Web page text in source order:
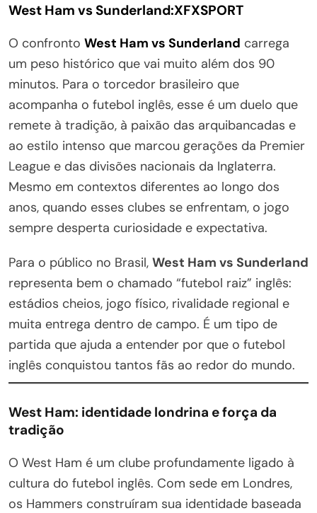
West Ham vs Sunderland:XFXSPORT
O confronto West Ham vs Sunderland carrega
um peso histórico que vai muito além dos 90
minutos. Para o torcedor brasileiro que
acompanha o futebol inglês, esse é um duelo que
remete à tradição, à paixão das arquibancadas e
ao estilo intenso que marcou gerações da Premier
League e das divisões nacionais da Inglaterra.
Mesmo em contextos diferentes ao longo dos
anos, quando esses clubes se enfrentam, o jogo
sempre desperta curiosidade e expectativa.
Para o público no Brasil, West Ham vs Sunderland
representa bem o chamado “futebol raiz” inglês:
estádios cheios, jogo físico, rivalidade regional e
muita entrega dentro de campo. É um tipo de
partida que ajuda a entender por que o futebol
inglês conquistou tantos fãs ao redor do mundo.
West Ham: identidade londrina e força da
tradição
O West Ham é um clube profundamente ligado à
cultura do futebol inglês. Com sede em Londres,
os Hammers construíram sua identidade baseada